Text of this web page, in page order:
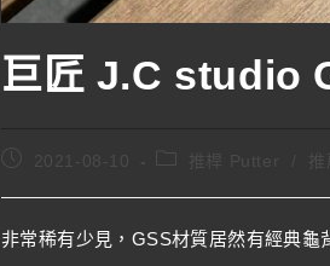
巨匠 J.C studio
非常稀有少見，GSS材質居然有經典龜